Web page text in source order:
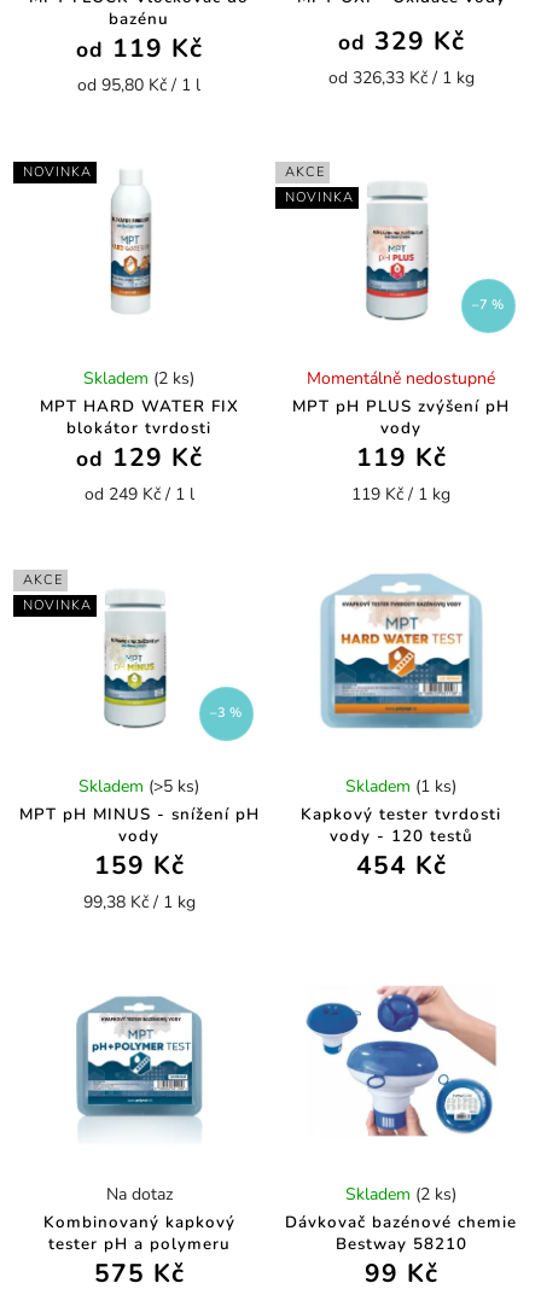
bazénu
od 119 Kč
od 95,80 Kč / 1 l
od 329 Kč
od 326,33 Kč / 1 kg
NOVINKA
MPT HARD WATER FIX
blokátor tvrdosti
Skladem (2 ks)
od 129 Kč
od 249 Kč / 1 l
AKCE
NOVINKA
–7 %
MPT pH PLUS zvýšení pH
vody
Momentálně nedostupné
119 Kč
119 Kč / 1 kg
AKCE
NOVINKA
–3 %
MPT pH MINUS - snížení pH
vody
Skladem (>5 ks)
159 Kč
99,38 Kč / 1 kg
Kapkový tester tvrdosti
vody - 120 testů
Skladem (1 ks)
454 Kč
Kombinovaný kapkový
tester pH a polymeru
Na dotaz
575 Kč
Dávkovač bazénové chemie
Bestway 58210
Skladem (2 ks)
99 Kč